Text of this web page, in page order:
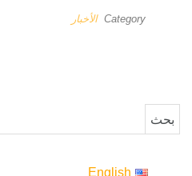
Category الأخبار
English